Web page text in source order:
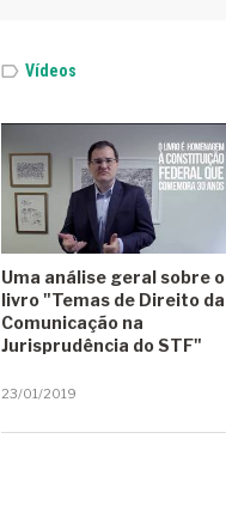
Entrevista Dr. Ericson Scorsim
Entrevista TV Alesp
EUA
Global Innovation Index 2022
Huawei
ICMS
Insalubridade Sonora
Vídeos
Uma análise geral sobre o
livro "Temas de Direito da
Comunicação na
Jurisprudência do STF"
23/01/2019